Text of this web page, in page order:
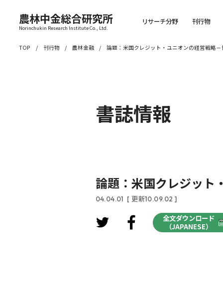
農林中金総合研究所
Norinchukin Research Institute Co., Ltd.
リサーチ分野 刊行物
TOP 刊行物 農林金融 論題：米国クレジット・ユニオンの経営戦略
書誌情報
論題：米国クレジット
04.04.01 [ 更新10.09.02 ]
全文ダウンロード
（JAPANESE）